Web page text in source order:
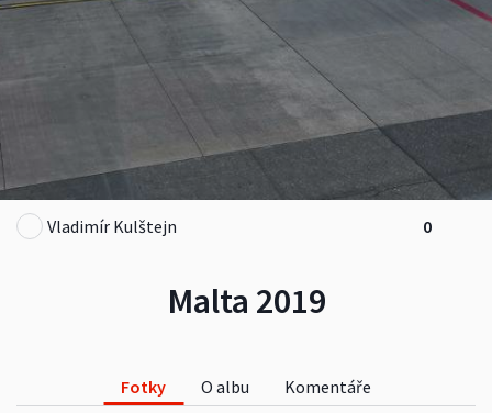
Malta 2019
Vladimír Kulštejn 0
Fotky O albu Komentáře